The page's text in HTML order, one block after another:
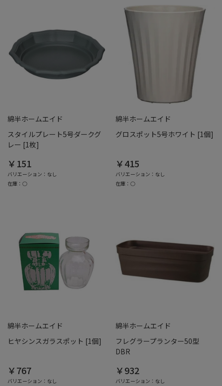
綿半ホームエイド
スタイルプレート5号ダークグ
レー [1枚]
￥151
バリエーション：なし
在庫：○
綿半ホームエイド
グロスポット5号ホワイト [1個]
￥415
バリエーション：なし
在庫：○
綿半ホームエイド
ヒヤシンスガラスポット [1個]
￥767
バリエーション：なし
綿半ホームエイド
フレグラープランター50型
DBR
￥932
バリエーション：なし